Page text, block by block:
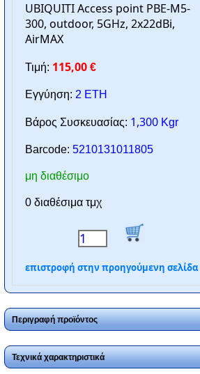
UBIQUITI Access point PBE-M5-
300, outdoor, 5GHz, 2x22dBi,
AirMAX
Τιμή: 115,00 €
Εγγύηση: 2 ΕΤΗ
Βάρος Συσκευασίας: 1,300 Kgr
Barcode: 5210131011805
μη διαθέσιμο
0 διαθέσιμα τμχ
επιστροφή στην προηγούμενη σελίδα
Περιγραφή προϊόντος
Τεχνικά χαρακτηριστικά